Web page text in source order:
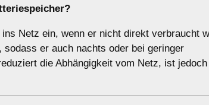
?
Netz ein, wenn er nicht direkt verbraucht
er auch nachts oder bei geringer
die Abhängigkeit vom Netz, ist